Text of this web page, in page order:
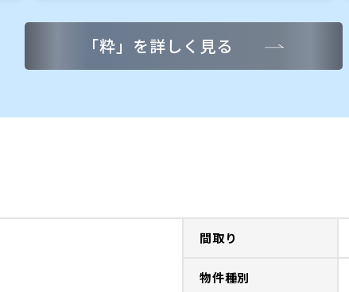
「粋」を詳しく見る
間取り
物件種別